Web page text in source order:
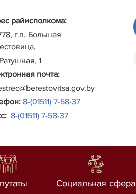
райисполкома:
г.п. Большая
1
почта:
8-(01511) 7-58-37
8-(01511) 7-58-37
Социальная сфера